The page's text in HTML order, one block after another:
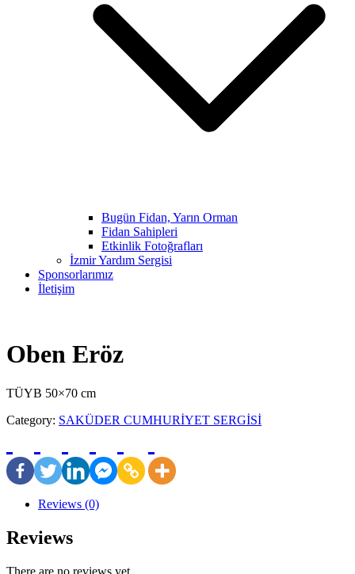
Bugün Fidan, Yarın Orman
Fidan Sahipleri
Etkinlik Fotoğrafları
İzmir Yardım Sergisi
Sponsorlarımız
İletişim
Oben Eröz
TÜYB 50×70 cm
Category: SAKÜDER CUMHURİYET SERGİSİ
Reviews (0)
Reviews
There are no reviews yet.